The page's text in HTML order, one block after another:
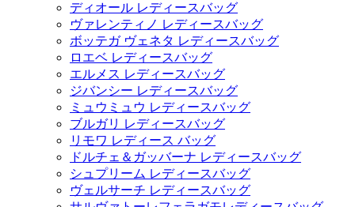
ディオール レディースバッグ
ヴァレンティノ レディースバッグ
ボッテガ ヴェネタ レディースバッグ
ロエベ レディースバッグ
エルメス レディースバッグ
ジバンシー レディースバッグ
ミュウミュウ レディースバッグ
ブルガリ レディースバッグ
リモワ レディース バッグ
ドルチェ＆ガッバーナ レディースバッグ
シュプリーム レディースバッグ
ヴェルサーチ レディースバッグ